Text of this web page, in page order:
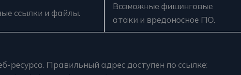
ссылки и файлы.
Возможные фишинговые
атаки и вредоносное ПО.
ресурса. Правильный адрес доступен по ссылке: